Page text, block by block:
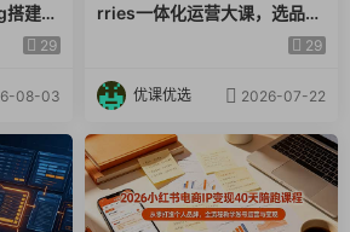
快速起款(2022年8月更新)
局.mp4
模型.mp4
建、
内广29
08-03
rries一体化运营大课，选品广
告仓储售后全覆盖，搭建稳定
29
优课优选 2026-07-22